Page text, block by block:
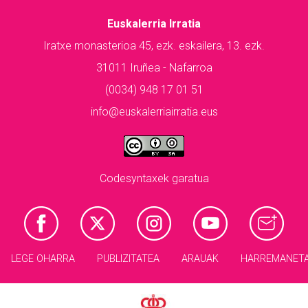
Euskalerria Irratia
Iratxe monasterioa 45, ezk. eskailera, 13. ezk.
31011 Iruñea - Nafarroa
(0034) 948 17 01 51
info@euskalerriairratia.eus
Codesyntaxek garatua
LEGE OHARRA PUBLIZITATEA ARAUAK